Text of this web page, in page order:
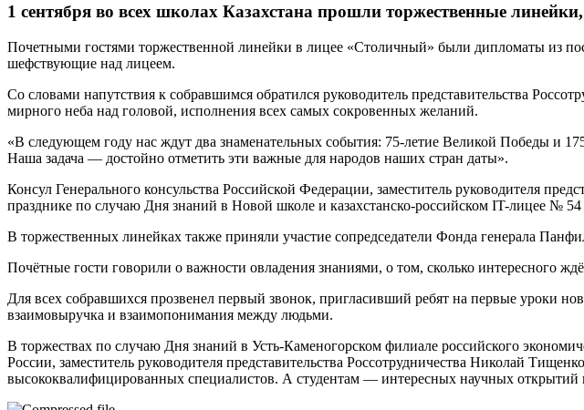
1 сентября во всех школах Казахстана прошли торжественные
Почетными гостями торжественной линейки в лицее «Столичный» были дипломаты из
шефствующие над лицеем.
Со словами напутствия к собравшимся обратился руководитель представительства
мирного неба над головой, исполнения всех самых сокровенных желаний.
«В следующем году нас ждут два знаменательных события: 75-летие Великой Победы и
Наша задача — достойно отметить эти важные для народов наших стран даты».
Консул Генерального консульства Российской Федерации, заместитель руководителя
празднике по случаю Дня знаний в Новой школе и казахстанско-российском IT-лицее №
В торжественных линейках также приняли участие сопредседатели Фонда генерала
Почётные гости говорили о важности овладения знаниями, о том, сколько интересного
Для всех собравшихся прозвенел первый звонок, пригласивший ребят на первые уроки
взаимовыручка и взаимопонимания между людьми.
В торжествах по случаю Дня знаний в Усть-Каменогорском филиале российского
России, заместитель руководителя представительства Россотрудничества Николай
высококвалифицированных специалистов. А студентам — интересных научных открытий